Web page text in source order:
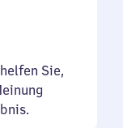
Sie,